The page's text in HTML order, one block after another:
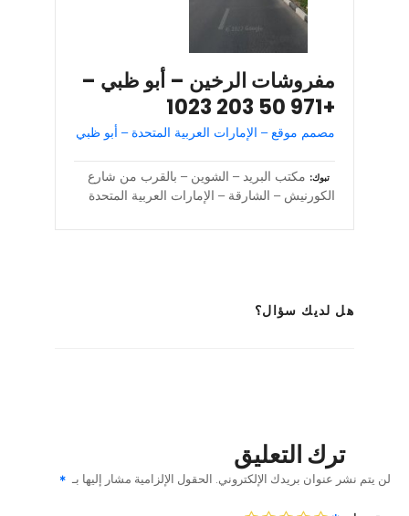
مفروشات الرخين – أبو ظبي –
+971 50 203 1023
مصمم موقع – الإمارات العربية المتحدة – أبو ظبي
تبوك
مكتب البريد – الشوين – بالقرب من شارع
الكورنيش – الشارقة – الإمارات العربية المتحدة
هل لديك سؤال؟
ترك التعليق
لن يتم نشر عنوان بريدك الإلكتروني. الحقول الإلزامية مشار إليها بـ